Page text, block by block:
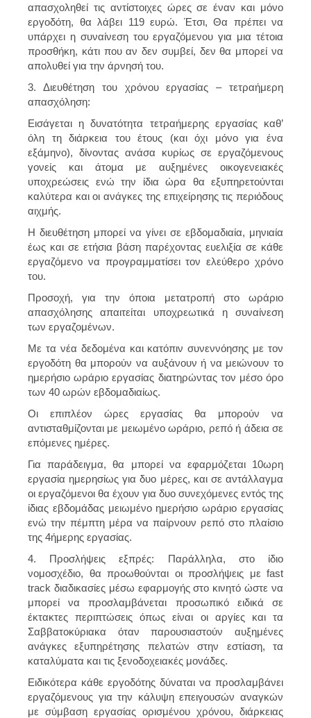
απασχοληθεί τις αντίστοιχες ώρες σε έναν και μόνο
εργοδότη, θα λάβει 119 ευρώ. Έτσι, Θα πρέπει να
υπάρχει η συναίνεση του εργαζόμενου για μια τέτοια
προσθήκη, κάτι που αν δεν συμβεί, δεν θα μπορεί να
απολυθεί για την άρνησή του.
3. Διευθέτηση του χρόνου εργασίας – τετραήμερη
απασχόληση:
Εισάγεται η δυνατότητα τετραήμερης εργασίας καθ’
όλη τη διάρκεια του έτους (και όχι μόνο για ένα
εξάμηνο), δίνοντας ανάσα κυρίως σε εργαζόμενους
γονείς και άτομα με αυξημένες οικογενειακές
υποχρεώσεις ενώ την ίδια ώρα θα εξυπηρετούνται
καλύτερα και οι ανάγκες της επιχείρησης τις περιόδους
αιχμής.
Η διευθέτηση μπορεί να γίνει σε εβδομαδιαία, μηνιαία
έως και σε ετήσια βάση παρέχοντας ευελιξία σε κάθε
εργαζόμενο να προγραμματίσει τον ελεύθερο χρόνο
του.
Προσοχή, για την όποια μετατροπή στο ωράριο
απασχόλησης απαιτείται υποχρεωτικά η συναίνεση
των εργαζομένων.
Με τα νέα δεδομένα και κατόπιν συνεννόησης με τον
εργοδότη θα μπορούν να αυξάνουν ή να μειώνουν το
ημερήσιο ωράριο εργασίας διατηρώντας τον μέσο όρο
των 40 ωρών εβδομαδιαίως.
Οι επιπλέον ώρες εργασίας θα μπορούν να
αντισταθμίζονται με μειωμένο ωράριο, ρεπό ή άδεια σε
επόμενες ημέρες.
Για παράδειγμα, θα μπορεί να εφαρμόζεται 10ωρη
εργασία ημερησίως για δυο μέρες, και σε αντάλλαγμα
οι εργαζόμενοι θα έχουν για δυο συνεχόμενες εντός της
ίδιας εβδομάδας μειωμένο ημερήσιο ωράριο εργασίας
ενώ την πέμπτη μέρα να παίρνουν ρεπό στο πλαίσιο
της 4ήμερης εργασίας.
4. Προσλήψεις εξπρές: Παράλληλα, στο ίδιο
νομοσχέδιο, θα προωθoύνται οι προσλήψεις με fast
track διαδικασίες μέσω εφαρμογής στο κινητό ώστε να
μπορεί να προσλαμβάνεται προσωπικό ειδικά σε
έκτακτες περιπτώσεις όπως είναι οι αργίες και τα
Σαββατοκύριακα όταν παρουσιαστούν αυξημένες
ανάγκες εξυπηρέτησης πελατών στην εστίαση, τα
καταλύματα και τις ξενοδοχειακές μονάδες.
Ειδικότερα κάθε εργοδότης δύναται να προσλαμβάνει
εργαζόμενους για την κάλυψη επειγουσών αναγκών
με σύμβαση εργασίας ορισμένου χρόνου, διάρκειας